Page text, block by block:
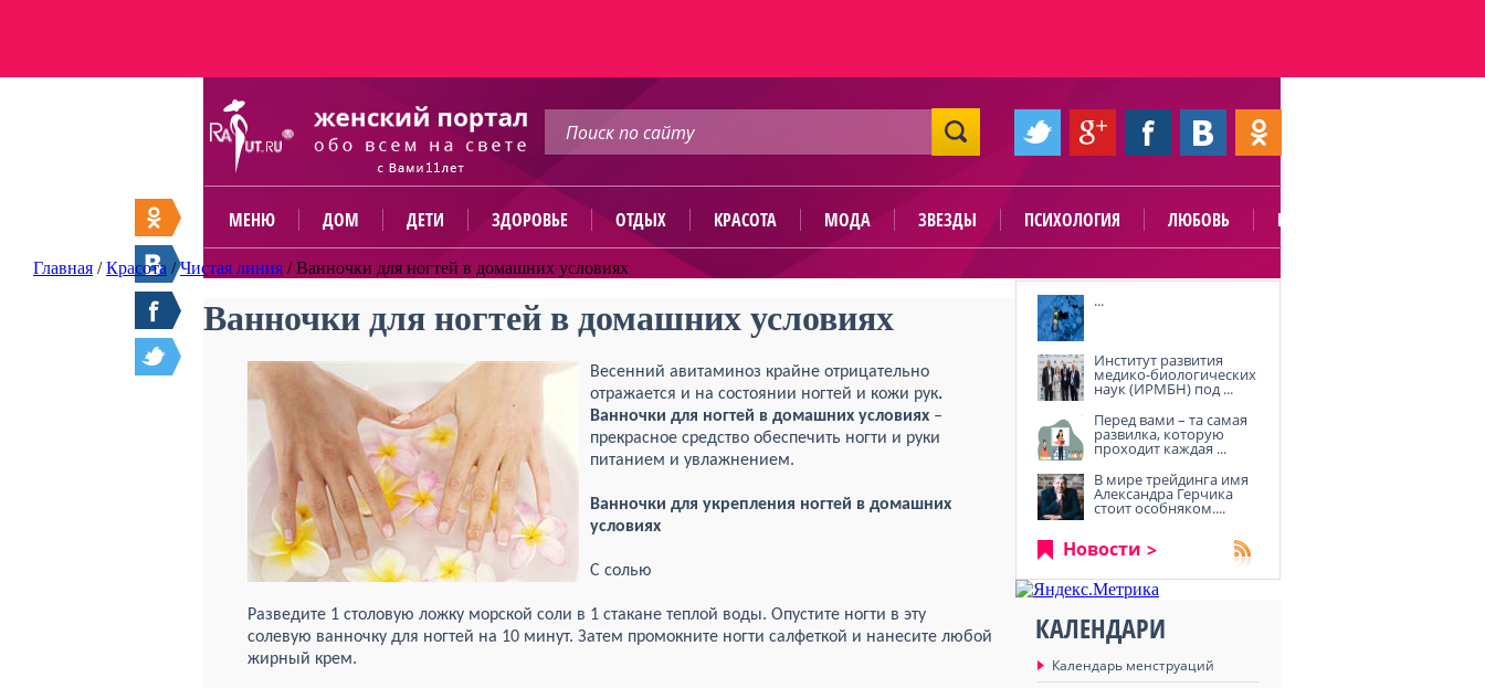
МЕНЮ ДОМ ДЕТИ ЗДОРОВЬЕ ОТДЫХ КРАСОТА МОДА ЗВЕЗДЫ ПСИХОЛОГИЯ ЛЮБОВЬ ПОЛЕЗНО
Главная /Красота /Чистая линия /Ванночки для ногтей в домашних условиях
Ванночки для ногтей в домашних условиях
Весенний авитаминоз крайне отрицательно
отражается и на состоянии ногтей и кожи рук.
Ванночки для ногтей в домашних условиях –
прекрасное средство обеспечить ногти и руки
питанием и увлажнением.
Ванночки для укрепления ногтей в домашних
условиях
С солью
Разведите 1 столовую ложку морской соли в 1 стакане теплой воды. Опустите ногти в эту
солевую ванночку для ногтей на 10 минут. Затем промокните ногти салфеткой и нанесите любой
жирный крем.
...
Институт развития
медико-биологических
наук (ИРМБН) под ...
Перед вами – та самая
развилка, которую
проходит каждая ...
В мире трейдинга имя
Александра Герчика
стоит особняком....
Новости
КАЛЕНДАРИ
Календарь менструаций